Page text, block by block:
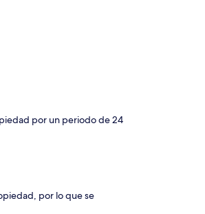
por un periodo de 24
por lo que se